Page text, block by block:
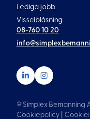
08-760 10 20
Lediga jobb
Visselblåsning
© Simplex Bemanning
Cookiepolicy|